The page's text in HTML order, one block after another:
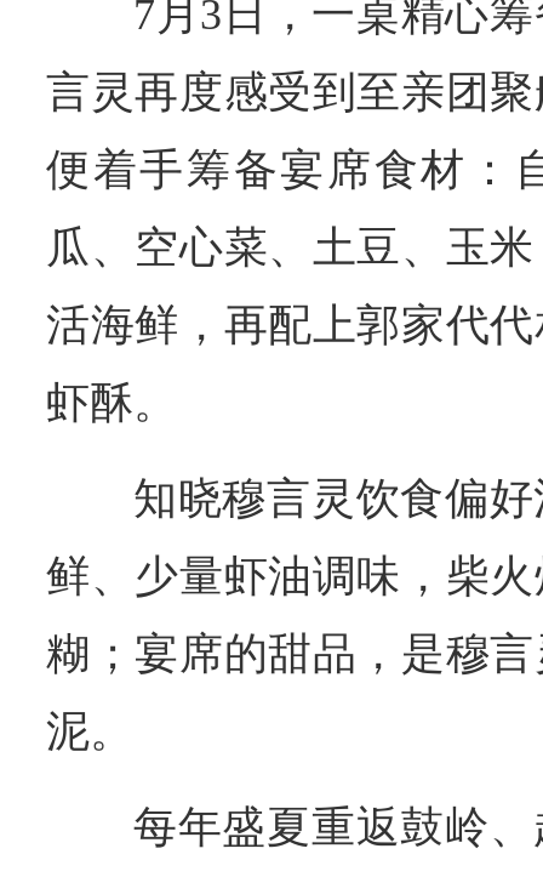
7月3日，一桌精心
言灵再度感受到至亲团
便着手筹备宴席食材：
瓜、空心菜、土豆、玉
活海鲜，再配上郭家代
虾酥。
知晓穆言灵饮食偏
鲜、少量虾油调味，柴
糊；宴席的甜品，是穆
泥。
每年盛夏重返鼓岭